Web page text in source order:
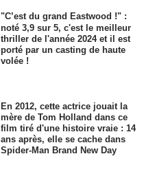
"C’est du grand Eastwood !" :
noté 3,9 sur 5, c'est le meilleur
thriller de l'année 2024 et il est
porté par un casting de haute
volée !
En 2012, cette actrice jouait la
mère de Tom Holland dans ce
film tiré d'une histoire vraie : 14
ans après, elle se cache dans
Spider-Man Brand New Day